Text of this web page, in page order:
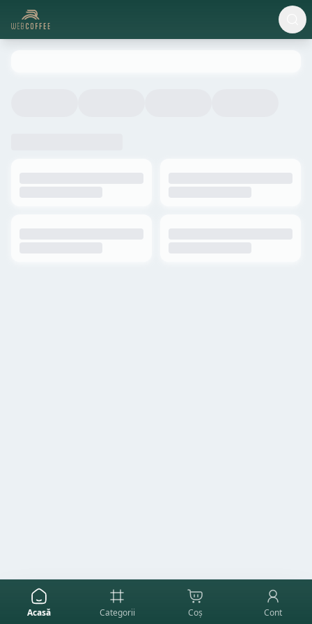
Acasă Categorii Coș Cont